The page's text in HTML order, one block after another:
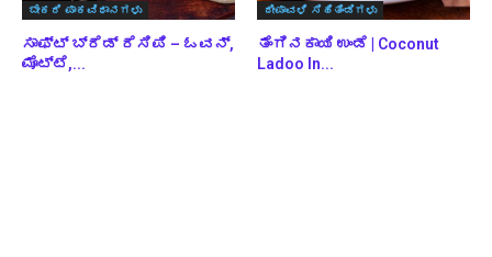
ಬೇಕರಿ ಪಾಕವಿಧಾನಗಳು
ಸಾಫ್ಟ್ ಬ್ರೆಡ್ ರೆಸಿಪಿ – ಓವನ್,
ಮೊಟ್ಟೆ,...
ದೀಪಾವಳಿ ಸಿಹಿತಿಂಡಿಗಳು
ತೆಂಗಿನಕಾಯಿ ಉಂಡೆ | Coconut
Ladoo In...